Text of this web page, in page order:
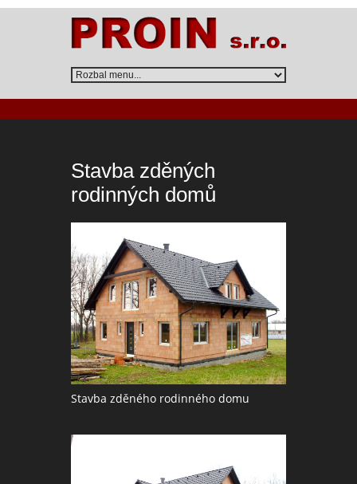
Stavba zděných
rodinných domů
Stavba zděného rodinného domu